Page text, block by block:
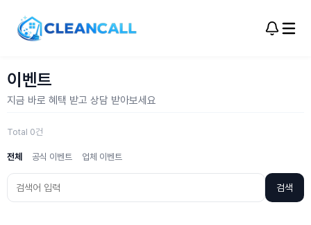
이벤트
지금 바로 혜택 받고 상담 받아보세요
Total 0건
전체 공식 이벤트 업체 이벤트
검색